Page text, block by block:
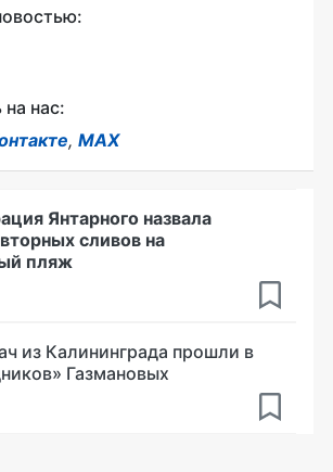
нас:
, MAX
Янтарного назвала
сливов на
пляж
из Калининграда прошли в
Газмановых